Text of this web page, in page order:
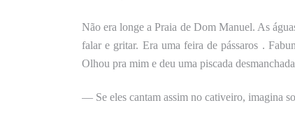
Não era longe a Praia de Dom Manuel. As
falar e gritar. Era uma feira de pássaros .
Olhou pra mim e deu uma piscada
— Se eles cantam assim no cativeiro, imagina